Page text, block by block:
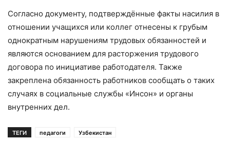
Согласно документу, подтверждённые факты насилия в
отношении учащихся или коллег отнесены к грубым
однократным нарушениям трудовых обязанностей и
являются основанием для расторжения трудового
договора по инициативе работодателя. Также
закреплена обязанность работников сообщать о таких
случаях в социальные службы «Инсон» и органы
внутренних дел.
ТЕГИ педагоги Узбекистан